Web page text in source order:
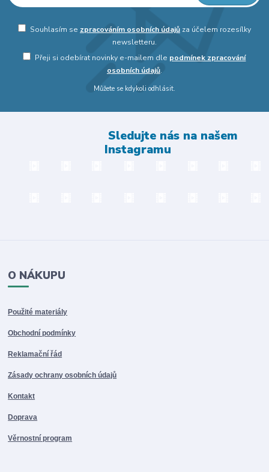
Souhlasím se zpracováním osobních údajůza účelem rozesílky
newsletteru.
Přeji si odebírat novinky e-mailem dle podmínek zpracování
osobních údajů.
Můžete se kdykoli odhlásit.
Sledujte nás na našem
Instagramu
O NÁKUPU
Použité materiály
Obchodní podmínky
Reklamační řád
Zásady ochrany osobních údajů
Kontakt
Doprava
Věrnostní program